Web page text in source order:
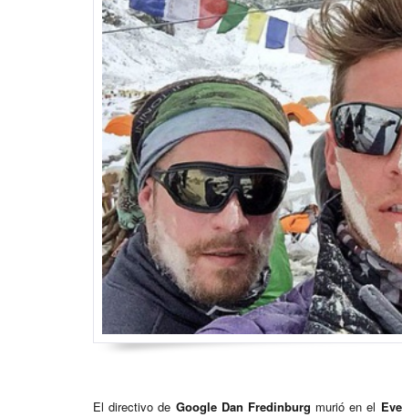
El directivo de Google Dan Fredinburg murió en el